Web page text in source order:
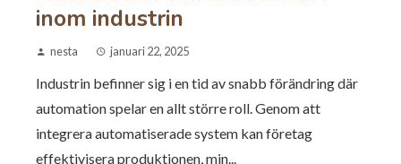
inom industrin
nesta januari 22, 2025
Industrin befinner sig i en tid av snabb förändring där
automation spelar en allt större roll. Genom att
integrera automatiserade system kan företag
effektivisera produktionen, min...